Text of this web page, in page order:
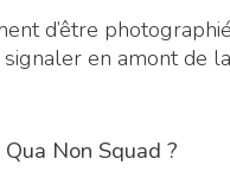
d’être
signaler en amont de
Non Squad ?